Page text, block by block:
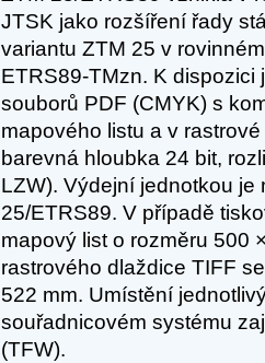
JTSK jako rozšíření řady
variantu ZTM 25 v
ETRS89-TMzn. K dispozici
souborů PDF (CMYK) s
mapového listu a v
barevná hloubka 24 bit,
LZW). Výdejní jednotkou je
25/ETRS89. V případě
mapový list o rozměru 500
rastrového dlaždice TIFF
522 mm. Umístění
souřadnicovém systému
(TFW).